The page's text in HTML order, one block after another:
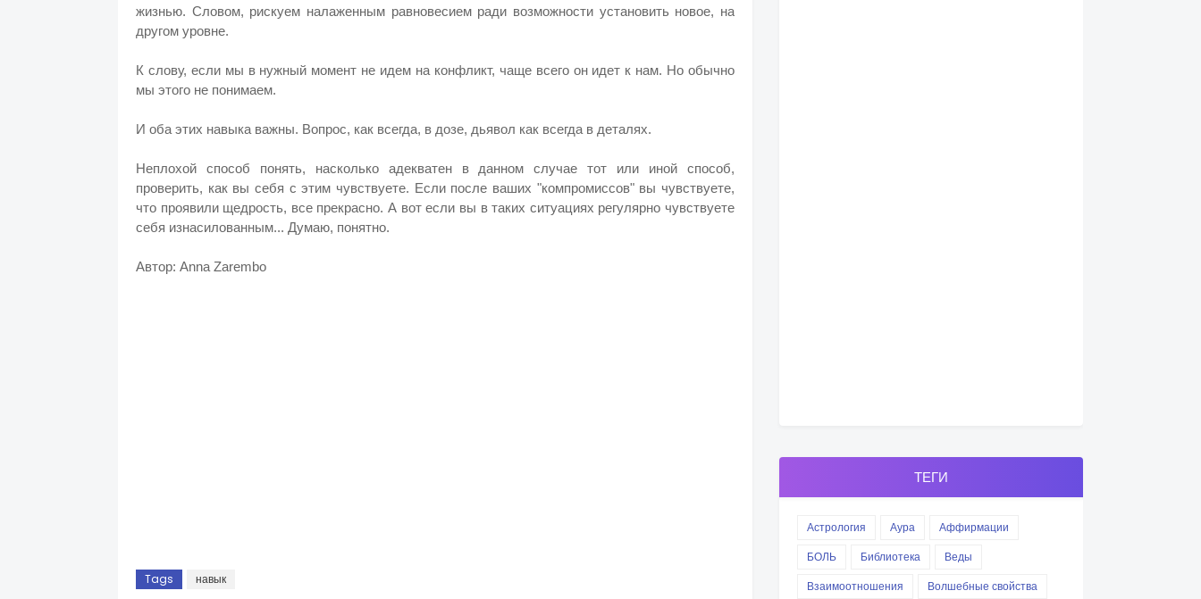
жизнью. Словом, рискуем налаженным равновесием ради возможности установить новое, на
другом уровне.
К слову, если мы в нужный момент не идем на конфликт, чаще всего он идет к нам. Но обычно
мы этого не понимаем.
И оба этих навыка важны. Вопрос, как всегда, в дозе, дьявол как всегда в деталях.
Неплохой способ понять, насколько адекватен в данном случае тот или иной способ,
проверить, как вы себя с этим чувствуете. Если после ваших "компромиссов" вы чувствуете,
что проявили щедрость, все прекрасно. А вот если вы в таких ситуациях регулярно чувствуете
себя изнасилованным... Думаю, понятно.
Автор: Anna Zarembo
Tags навык
ТЕГИ
Астрология Аура
Аффирмации
БОЛЬ
Библиотека
Веды
Взаимоотношения
Волшебные свойства